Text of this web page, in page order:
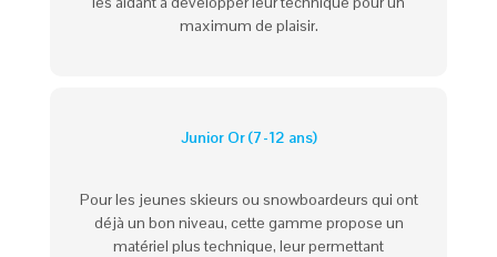
maximum de plaisir.
Junior Or (7-12 ans)
Pour les jeunes skieurs ou snowboardeurs qui ont
déjà un bon niveau, cette gamme propose un
matériel plus technique, leur permettant